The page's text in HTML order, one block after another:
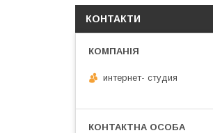
КОНТАКТИ
интернет- студия